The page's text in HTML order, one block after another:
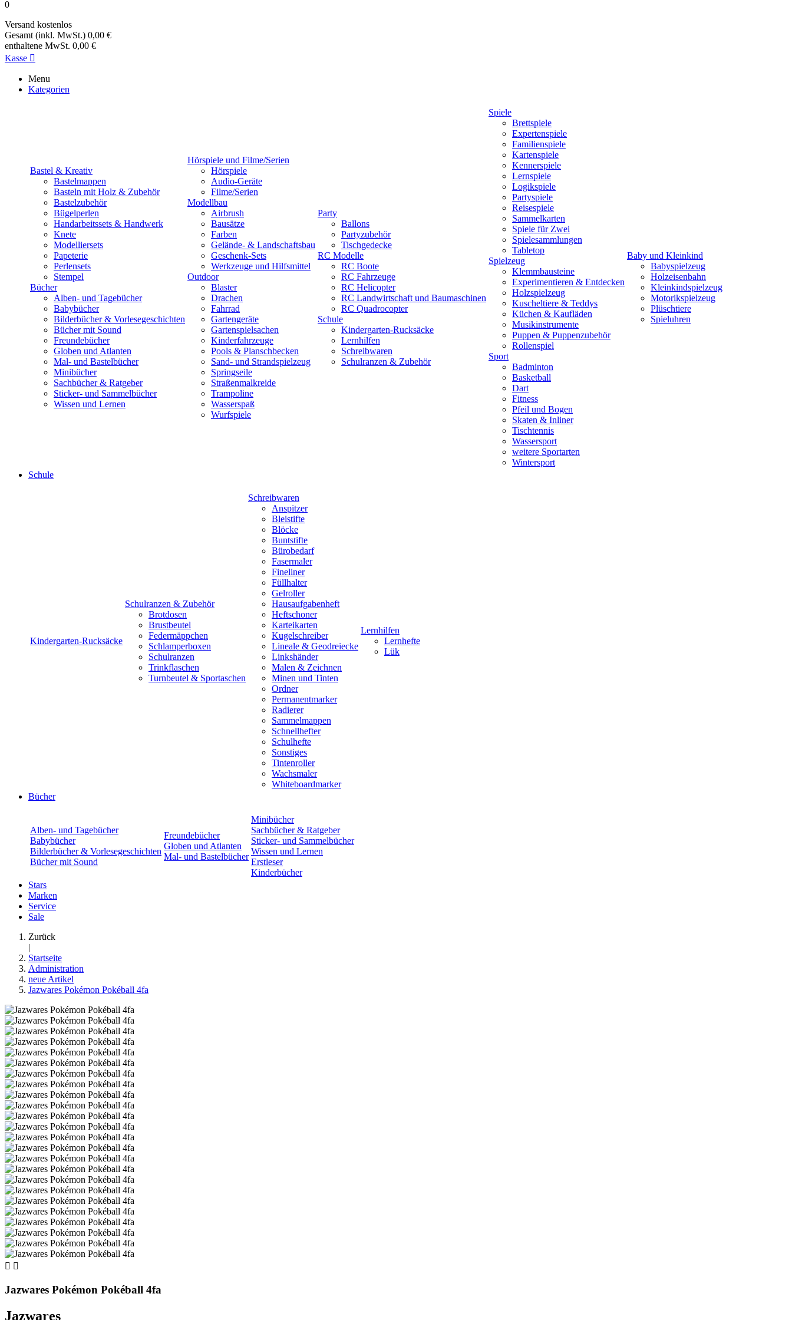
0
Versand kostenlos
Gesamt (inkl. MwSt.) 0,00 €
enthaltene MwSt. 0,00 €
Kasse 
Menu
Kategorien
Bastel & Kreativ
Bastelmappen
Basteln mit Holz & Zubehör
Bastelzubehör
Bügelperlen
Handarbeitssets & Handwerk
Knete
Modelliersets
Papeterie
Perlensets
Stempel
Bücher
Alben- und Tagebücher
Babybücher
Bilderbücher & Vorlesegeschichten
Bücher mit Sound
Freundebücher
Globen und Atlanten
Mal- und Bastelbücher
Minibücher
Sachbücher & Ratgeber
Sticker- und Sammelbücher
Wissen und Lernen
Hörspiele und Filme/Serien
Hörspiele
Audio-Geräte
Filme/Serien
Modellbau
Airbrush
Bausätze
Farben
Gelände- & Landschaftsbau
Geschenk-Sets
Werkzeuge und Hilfsmittel
Outdoor
Blaster
Drachen
Fahrrad
Gartengeräte
Gartenspielsachen
Kinderfahrzeuge
Pools & Planschbecken
Sand- und Strandspielzeug
Springseile
Straßenmalkreide
Trampoline
Wasserspaß
Wurfspiele
Party
Ballons
Partyzubehör
Tischgedecke
RC Modelle
RC Boote
RC Fahrzeuge
RC Helicopter
RC Landwirtschaft und Baumaschinen
RC Quadrocopter
Schule
Kindergarten-Rucksäcke
Lernhilfen
Schreibwaren
Schulranzen & Zubehör
Spiele
Brettspiele
Expertenspiele
Familienspiele
Kartenspiele
Kennerspiele
Lernspiele
Logikspiele
Partyspiele
Reisespiele
Sammelkarten
Spiele für Zwei
Spielesammlungen
Tabletop
Spielzeug
Klemmbausteine
Experimentieren & Entdecken
Holzspielzeug
Kuscheltiere & Teddys
Küchen & Kaufläden
Musikinstrumente
Puppen & Puppenzubehör
Rollenspiel
Sport
Badminton
Basketball
Dart
Fitness
Pfeil und Bogen
Skaten & Inliner
Tischtennis
Wassersport
weitere Sportarten
Wintersport
Baby und Kleinkind
Babyspielzeug
Holzeisenbahn
Kleinkindspielzeug
Motorikspielzeug
Plüschtiere
Spieluhren
Schule
Kindergarten-Rucksäcke
Schulranzen & Zubehör
Brotdosen
Brustbeutel
Federmäppchen
Schlamperboxen
Schulranzen
Trinkflaschen
Turnbeutel & Sportaschen
Schreibwaren
Anspitzer
Bleistifte
Blöcke
Buntstifte
Bürobedarf
Fasermaler
Fineliner
Füllhalter
Gelroller
Hausaufgabenheft
Heftschoner
Karteikarten
Kugelschreiber
Lineale & Geodreiecke
Linkshänder
Malen & Zeichnen
Minen und Tinten
Ordner
Permanentmarker
Radierer
Sammelmappen
Schnellhefter
Schulhefte
Sonstiges
Tintenroller
Wachsmaler
Whiteboardmarker
Lernhilfen
Lernhefte
Lük
Bücher
Alben- und Tagebücher
Babybücher
Bilderbücher & Vorlesegeschichten
Bücher mit Sound
Freundebücher
Globen und Atlanten
Mal- und Bastelbücher
Minibücher
Sachbücher & Ratgeber
Sticker- und Sammelbücher
Wissen und Lernen
Erstleser
Kinderbücher
Stars
Marken
Service
Sale
Zurück
|
Startseite
Administration
neue Artikel
Jazwares Pokémon Pokéball 4fa
 
Jazwares Pokémon Pokéball 4fa
Jazwares